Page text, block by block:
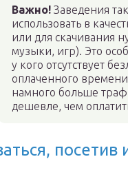
Важно! Заведения
использовать в
или для скачивания
музыки, игр). Это
у кого отсутствует
оплаченного
намного больше
дешевле, чем
посетив